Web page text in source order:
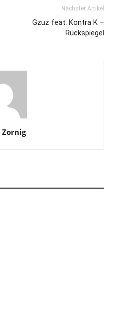
Nächster Artikel
Gzuz feat. Kontra K –
Rückspiegel
Zornig